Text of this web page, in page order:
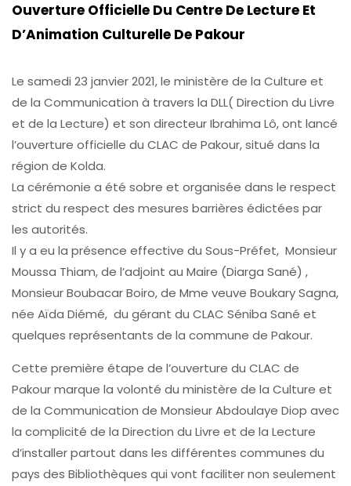
Ouverture Officielle Du Centre De Lecture Et
D’Animation Culturelle De Pakour
Le samedi 23 janvier 2021, le ministère de la Culture et
de la Communication à travers la DLL( Direction du Livre
et de la Lecture) et son directeur Ibrahima Lô, ont lancé
l’ouverture officielle du CLAC de Pakour, situé dans la
région de Kolda.
La cérémonie a été sobre et organisée dans le respect
strict du respect des mesures barrières édictées par
les autorités.
Il y a eu la présence effective du Sous-Préfet, Monsieur
Moussa Thiam, de l’adjoint au Maire (Diarga Sané) ,
Monsieur Boubacar Boiro, de Mme veuve Boukary Sagna,
née Aïda Diémé, du gérant du CLAC Séniba Sané et
quelques représentants de la commune de Pakour.
Cette première étape de l’ouverture du CLAC de
Pakour marque la volonté du ministère de la Culture et
de la Communication de Monsieur Abdoulaye Diop avec
la complicité de la Direction du Livre et de la Lecture
d’installer partout dans les différentes communes du
pays des Bibliothèques qui vont faciliter non seulement